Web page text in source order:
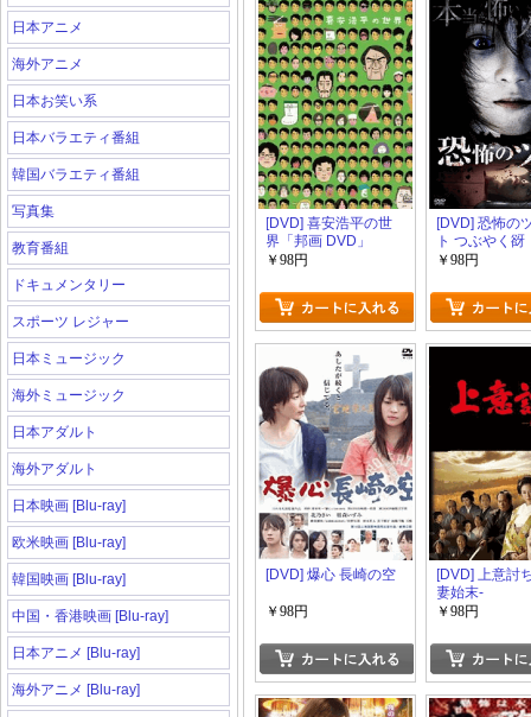
日本アニメ
海外アニメ
日本お笑い系
日本バラエティ番組
韓国バラエティ番組
写真集
教育番組
ドキュメンタリー
スポーツ レジャー
日本ミュージック
海外ミュージック
日本アダルト
海外アダルト
日本映画 [Blu-ray]
欧米映画 [Blu-ray]
韓国映画 [Blu-ray]
中国・香港映画 [Blu-ray]
日本アニメ [Blu-ray]
海外アニメ [Blu-ray]
[DVD] 喜安浩平の世
界「邦画 DVD」
￥98円
[DVD] 恐怖の
ト つぶやく谺
￥98円
[DVD] 爆心 長崎の空
￥98円
[DVD] 上意討
妻始末-
￥98円